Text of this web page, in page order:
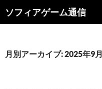
ソフィアゲーム通信
索
ン
月別アーカイブ: 2025年9月